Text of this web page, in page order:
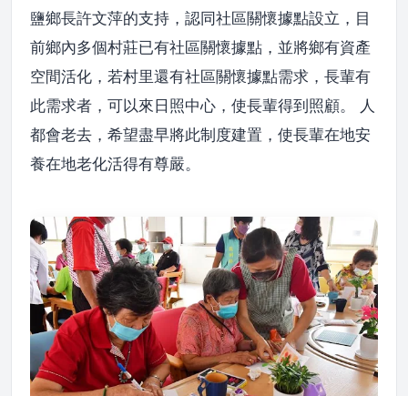
鹽鄉長許文萍的支持，認同社區關懷據點設立，目
前鄉內多個村莊已有社區關懷據點，並將鄉有資產
空間活化，若村里還有社區關懷據點需求，長輩有
此需求者，可以來日照中心，使長輩得到照顧。 人
都會老去，希望盡早將此制度建置，使長輩在地安
養在地老化活得有尊嚴。